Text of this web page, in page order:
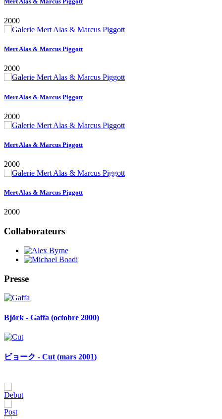
Collaborateurs
Presse
Björk - Gaffa (octobre 2000)
ビョーク - Cut (mars 2001)